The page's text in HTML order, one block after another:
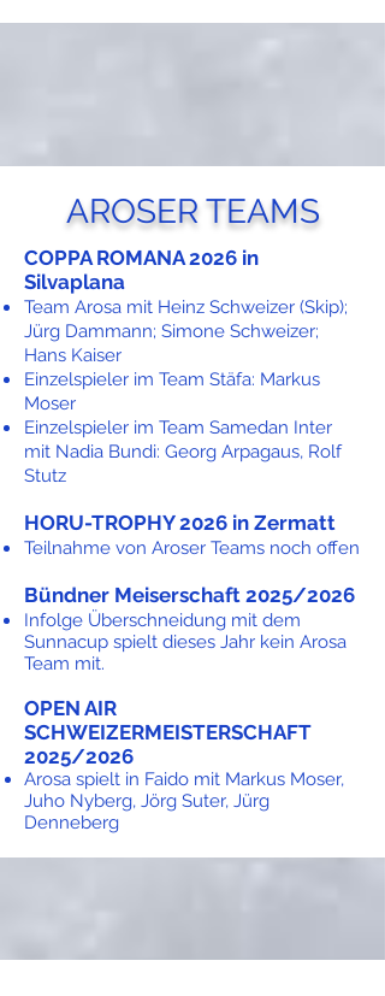
AROSER TEAMS
COPPA ROMANA 2026 in
Silvaplana
Team Arosa mit Heinz Schweizer (Skip);
Jürg Dammann; Simone Schweizer;
Hans Kaiser
Einzelspieler im Team Stäfa: Markus
Moser
Einzelspieler im Team Samedan Inter
mit Nadia Bundi: Georg Arpagaus, Rolf
Stutz
HORU-TROPHY2026 in Zermatt
Teilnahme von Aroser Teams noch offen
Bündner Meiserschaft 2025/2026
Infolge Überschneidung mit dem
Sunnacup spielt dieses Jahr kein Arosa
Team mit.
OPEN AIR
SCHWEIZERMEISTERSCHAFT
2025/2026
Arosa spielt in Faido mit Markus Moser,
Juho Nyberg, Jörg Suter, Jürg
Denneberg